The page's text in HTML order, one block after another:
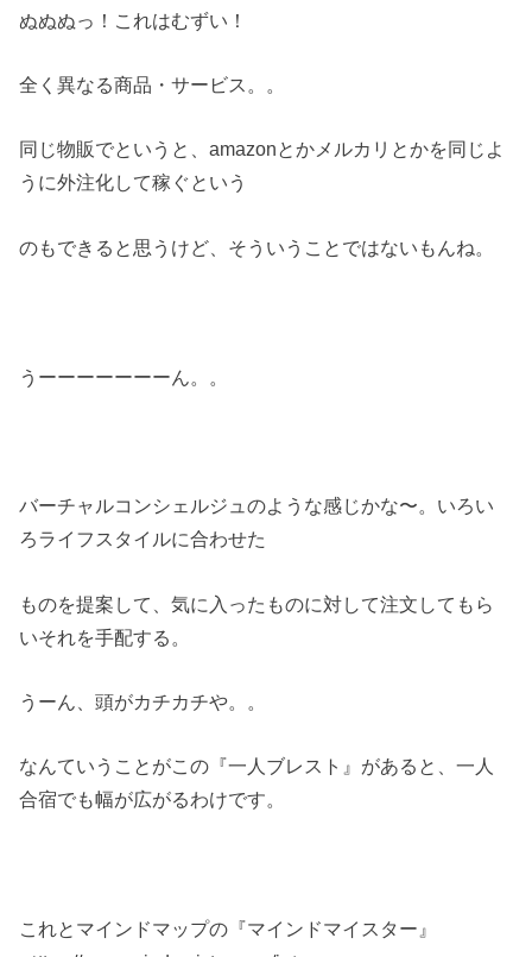
ぬぬぬっ！これはむずい！
全く異なる商品・サービス。。
同じ物販でというと、amazonとかメルカリとかを同じよ
うに外注化して稼ぐという
のもできると思うけど、そういうことではないもんね。
うーーーーーーーん。。
バーチャルコンシェルジュのような感じかな〜。いろい
ろライフスタイルに合わせた
ものを提案して、気に入ったものに対して注文してもら
いそれを手配する。
うーん、頭がカチカチや。。
なんていうことがこの『一人ブレスト』があると、一人
合宿でも幅が広がるわけです。
これとマインドマップの『マインドマイスター』